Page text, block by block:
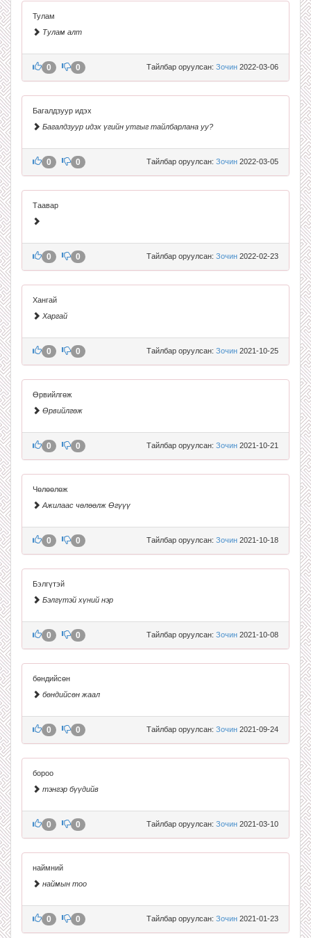
Тулам
Тулам алт
Тайлбар оруулсан: Зочин 2022-03-06
0 0
Багалдзуур идэх
Багалдзуур идэх үгийн утгыг тайлбарлана уу?
Тайлбар оруулсан: Зочин 2022-03-05
0 0
Таавар
Тайлбар оруулсан: Зочин 2022-02-23
0 0
Хангай
Харгай
Тайлбар оруулсан: Зочин 2021-10-25
0 0
Өрвийлгөж
Өрвийлгөж
Тайлбар оруулсан: Зочин 2021-10-21
0 0
Чөлөөлөж
Ажилаас чөлөөлж Өгүүү
Тайлбар оруулсан: Зочин 2021-10-18
0 0
Бэлгүтэй
Бэлгүтэй хүний нэр
Тайлбар оруулсан: Зочин 2021-10-08
0 0
бөндийсөн
бөндийсөн жаал
Тайлбар оруулсан: Зочин 2021-09-24
0 0
бороо
тэнгэр бүүдийв
Тайлбар оруулсан: Зочин 2021-03-10
0 0
наймний
наймын тоо
Тайлбар оруулсан: Зочин 2021-01-23
0 0